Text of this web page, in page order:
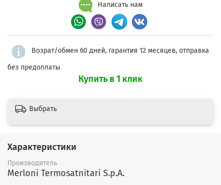
Написать нам
Возрат/обмен 60 дней, гарантия 12 месяцев, отправка
без предоплаты
Купить в 1 клик
Выбрать
Характеристики
Производитель
Merloni Termosatnitari S.p.A.